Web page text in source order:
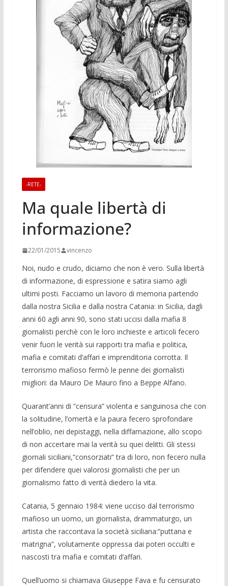
-RETE-
Ma quale libertà di
informazione?
22/01/2015 vincenzo
Noi, nudo e crudo, diciamo che non è vero. Sulla libertà
di informazione, di espressione e satira siamo agli
ultimi posti. Facciamo un lavoro di memoria partendo
dalla nostra Sicilia e dalla nostra Catania: in Sicilia, dagli
anni 60 agli anni 90, sono stati uccisi dalla mafia 8
giornalisti perchè con le loro inchieste e articoli fecero
venir fuori le verità sui rapporti tra mafia e politica,
mafia e comitati d’affari e imprenditoria corrotta. Il
terrorismo mafioso fermò le penne dei giornalisti
migliori: da Mauro De Mauro fino a Beppe Alfano.
Quarant’anni di “censura” violenta e sanguinosa che con
la solitudine, l’omertà e la paura fecero sprofondare
nell’oblio, nei depistaggi, nella diffamazione, allo scopo
di non accertare mai la verità su quei delitti. Gli stessi
giornali siciliani,”consorziati” tra di loro, non fecero nulla
per difendere quei valorosi giornalisti che per un
giornalismo fatto di verità diedero la vita.
Catania, 5 gennaio 1984: viene ucciso dal terrorismo
mafioso un uomo, un giornalista, drammaturgo, un
artista che raccontava la società siciliana:”puttana e
matrigna”, volutamente oppressa dai poteri occulti e
nascosti tra mafia e comitati d’affari.
Quell’uomo si chiamava Giuseppe Fava e fu censurato